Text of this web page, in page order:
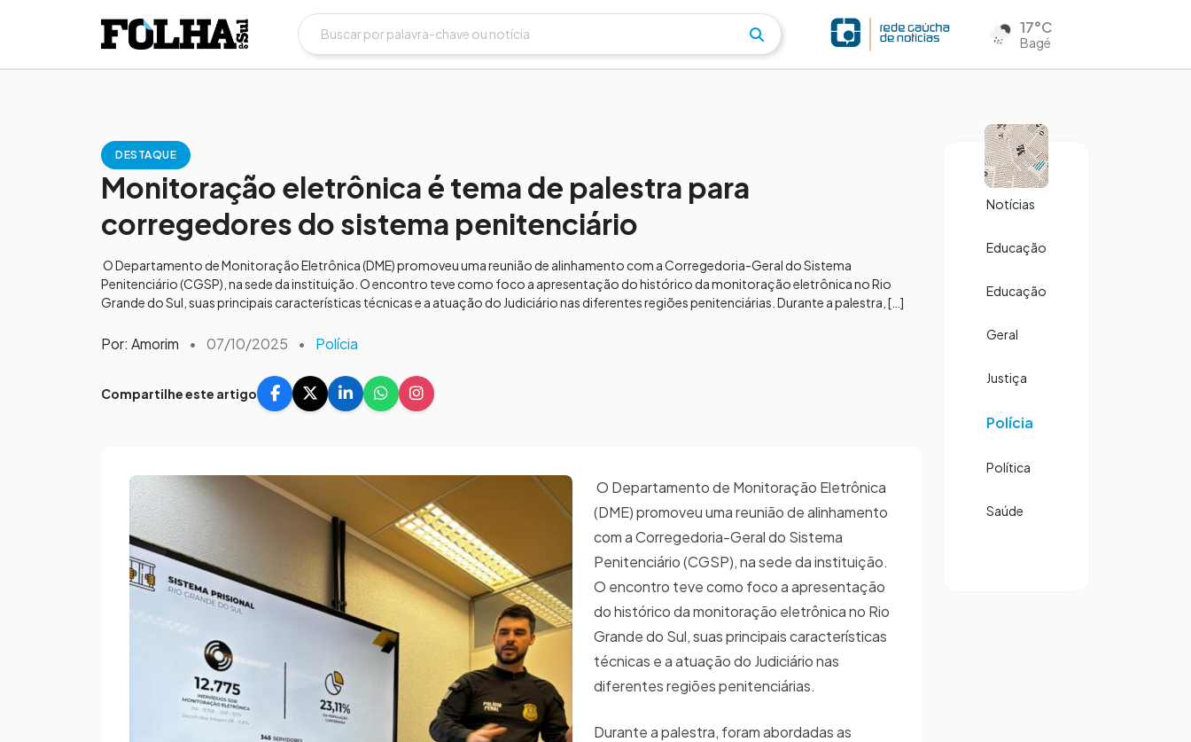
17°C
Bagé
DESTAQUE
Monitoração eletrônica é tema de palestra para
corregedores do sistema penitenciário
O Departamento de Monitoração Eletrônica (DME) promoveu uma reunião de alinhamento com a Corregedoria-Geral do Sistema
Penitenciário (CGSP), na sede da instituição. O encontro teve como foco a apresentação do histórico da monitoração eletrônica no Rio
Grande do Sul, suas principais características técnicas e a atuação do Judiciário nas diferentes regiões penitenciárias. Durante a palestra, […]
Por: Amorim • 07/10/2025 • Polícia
Compartilhe este artigo
O Departamento de Monitoração Eletrônica
(DME) promoveu uma reunião de alinhamento
com a Corregedoria-Geral do Sistema
Penitenciário (CGSP), na sede da instituição.
O encontro teve como foco a apresentação
do histórico da monitoração eletrônica no Rio
Grande do Sul, suas principais características
técnicas e a atuação do Judiciário nas
diferentes regiões penitenciárias.
Durante a palestra, foram abordadas as
Notícias
Educação
Educação
Geral
Justiça
Polícia
Política
Saúde